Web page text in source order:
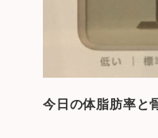
今日の体脂肪率と